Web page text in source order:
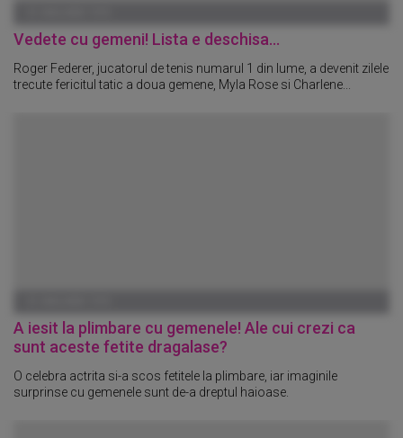
Vedete cu gemeni! Lista e deschisa...
Roger Federer, jucatorul de tenis numarul 1 din lume, a devenit zilele
trecute fericitul tatic a doua gemene, Myla Rose si Charlene...
A iesit la plimbare cu gemenele! Ale cui crezi ca
sunt aceste fetite dragalase?
O celebra actrita si-a scos fetitele la plimbare, iar imaginile
surprinse cu gemenele sunt de-a dreptul haioase.